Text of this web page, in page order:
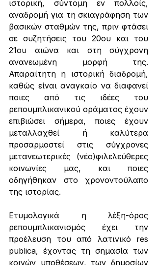
ιστορική, σύντομη εν πολλοίς,
αναδρομή για τη σκιαγράφηση των
βασικών σταθμών της, πριν φτάσει
σε συζητήσεις του 20ου και του
21ου αιώνα και στη σύγχρονη
ανανεωμένη μορφή της.
Απαραίτητη η ιστορική διαδρομή,
καθώς είναι αναγκαίο να διαφανεί
ποιες από τις ιδέες του
ρεπουμπλικανικού οράματος έχουν
επιβιώσει σήμερα, ποιες έχουν
μεταλλαχθεί ή καλύτερα
προσαρμοστεί στις σύγχρονες
μετανεωτερικές (νέο)φιλελεύθερες
κοινωνίες μας, και ποιες
οδηγήθηκαν στο χρονοντούλαπο
της ιστορίας.
Ετυμολογικά η λέξη-όρος
ρεπουμπλικανισμός έχει την
προέλευση του από λατινικό res
publica, έχοντας τη σημασία των
κοινών υποθέσεων, των δημοσίων